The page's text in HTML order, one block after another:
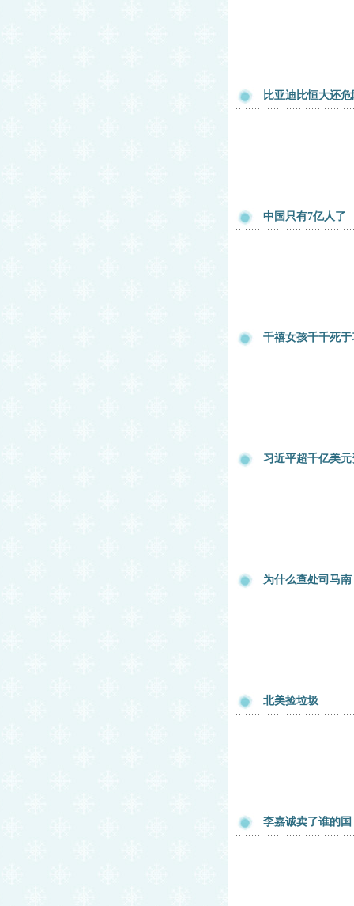
比亚迪比恒大还
中国只有7亿人了
千禧女孩千千死
习近平超千亿美元
为什么查处司马
北美捡垃圾
李嘉诚卖了谁的国